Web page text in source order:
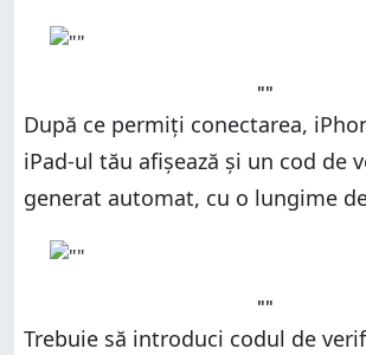
""
După ce permiți conectarea,
iPad-ul tău afișează și un cod de
generat automat, cu o lungime
""
Trebuie să introduci codul de